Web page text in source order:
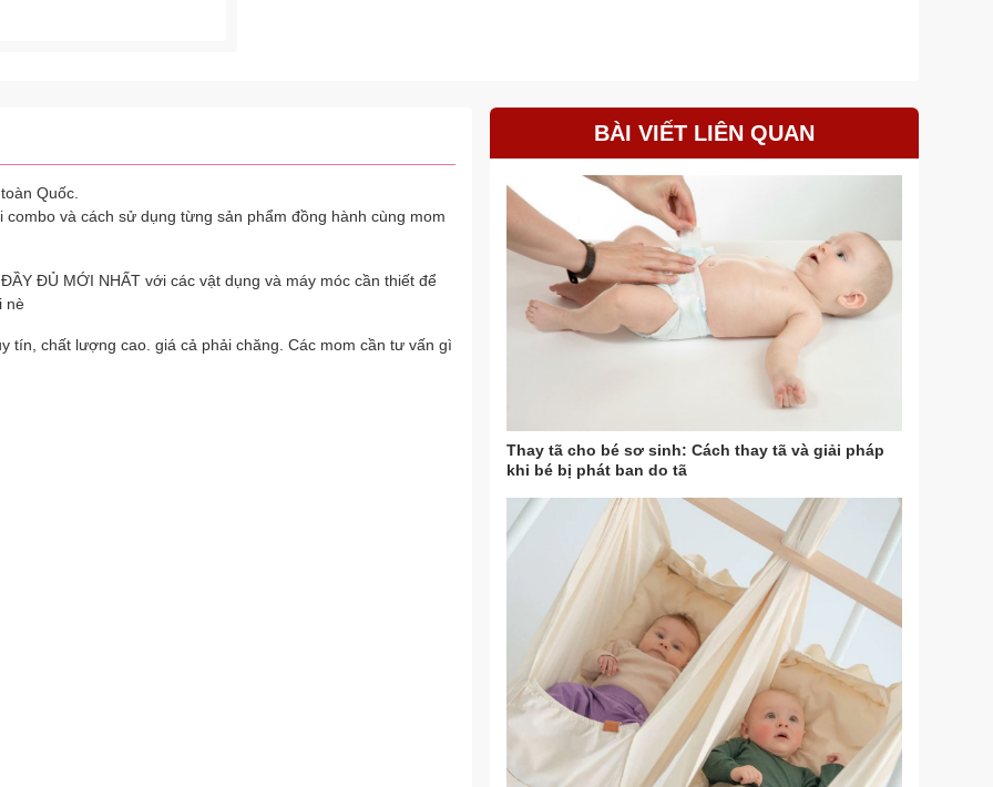
Quốc.
và cách sử dụng từng sản phẩm đồng hành cùng mom
ĐỦ MỚI NHẤT với các vật dụng và máy móc cần thiết để
nè
tín, chất lượng cao. giá cả phải chăng. Các mom cần tư vấn gì
BÀI VIẾT LIÊN QUAN
Thay tã cho bé sơ sinh: Cách thay tã và giải pháp
khi bé bị phát ban do tã